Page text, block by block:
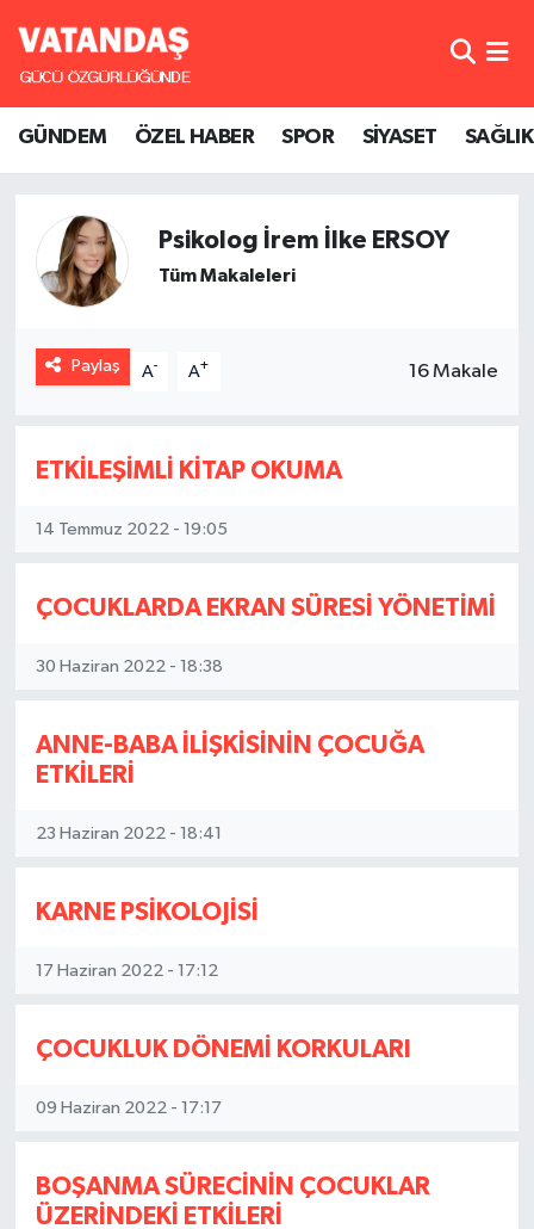
GÜNDEM ÖZEL HABER SPOR SİYASET SAĞLIK
Psikolog İrem İlke ERSOY
Tüm Makaleleri
Paylaş A- A+ 16 Makale
ETKİLEŞİMLİ KİTAP OKUMA
14 Temmuz 2022 - 19:05
ÇOCUKLARDA EKRAN SÜRESİ YÖNETİMİ
30 Haziran 2022 - 18:38
ANNE-BABA İLİŞKİSİNİN ÇOCUĞA
ETKİLERİ
23 Haziran 2022 - 18:41
KARNE PSİKOLOJİSİ
17 Haziran 2022 - 17:12
ÇOCUKLUK DÖNEMİ KORKULARI
09 Haziran 2022 - 17:17
BOŞANMA SÜRECİNİN ÇOCUKLAR
ÜZERİNDEKİ ETKİLERİ
GÜNDEM
SPOR
SİYASET
Hava Durumu
Süper Lig Puan Durumu ve Fikstür
Tüm Manşetler